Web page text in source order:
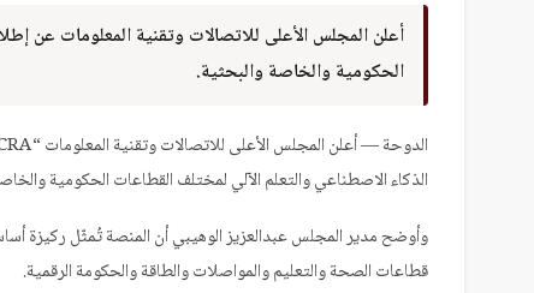
Hacklink panel
Hacklink panel
Hacklink panel
Hacklink satın al
Hacklink panel
Hacklink panel
Hacklink panel
Hacklink panel
Hacklink panel
الحكومية والخاصة والبحثية.
الذكاء الاصطناعي والتعلم الآلي لمختلف القطاعات الحكومية
وأوضح مدير المجلس عبدالعزيز الوهيبي أن المنصة تُمثّل ركيزة
قطاعات الصحة والتعليم والمواصلات والطاقة والحكومة الرقمية.